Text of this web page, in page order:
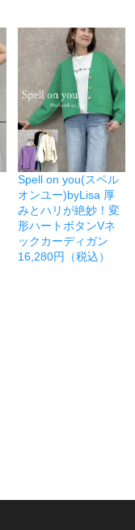
Spell on you(スペル
オンユー)byLisa 厚
みとハリが絶妙！変
形ハートボタンVネ
ックカーディガン
16,280円（税込）